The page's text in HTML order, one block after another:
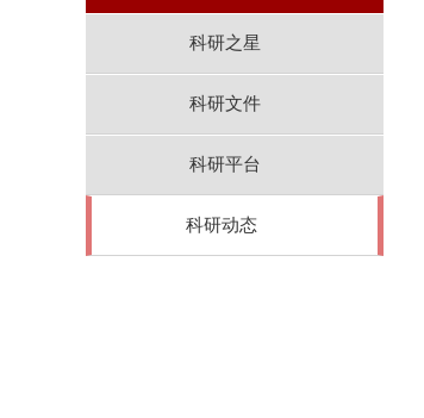
科研之星
科研文件
科研平台
科研动态